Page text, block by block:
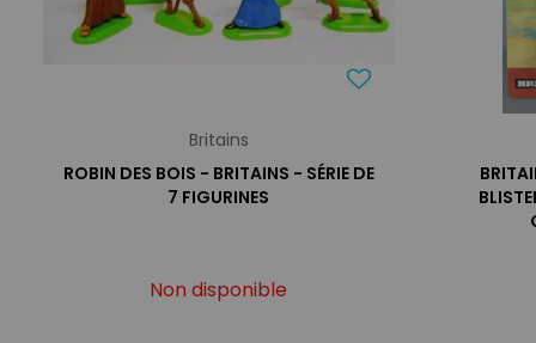
Britains
ROBIN DES BOIS - BRITAINS - SÉRIE DE
7 FIGURINES
Non disponible